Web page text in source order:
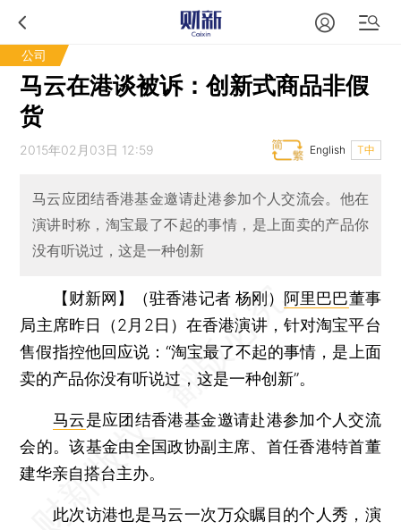
公司
马云在港谈被诉：创新式商品非假
货
2015年02月03日 12:59 T中
English
马云应团结香港基金邀请赴港参加个人交流会。他在
演讲时称，淘宝最了不起的事情，是上面卖的产品你
没有听说过，这是一种创新
【财新网】（驻香港记者 杨刚） 阿里巴巴董事
局主席昨日（2月2日）在香港演讲，针对淘宝平台
售假指控他回应说：“淘宝最了不起的事情，是上面
卖的产品你没有听说过，这是一种创新”。
马云是应团结香港基金邀请赴港参加个人交流
会的。该基金由全国政协副主席、首任香港特首董
建华亲自搭台主办。
此次访港也是马云一次万众瞩目的个人秀，演